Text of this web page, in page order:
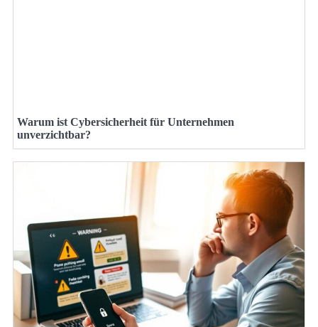
Warum ist Cybersicherheit für Unternehmen
unverzichtbar?